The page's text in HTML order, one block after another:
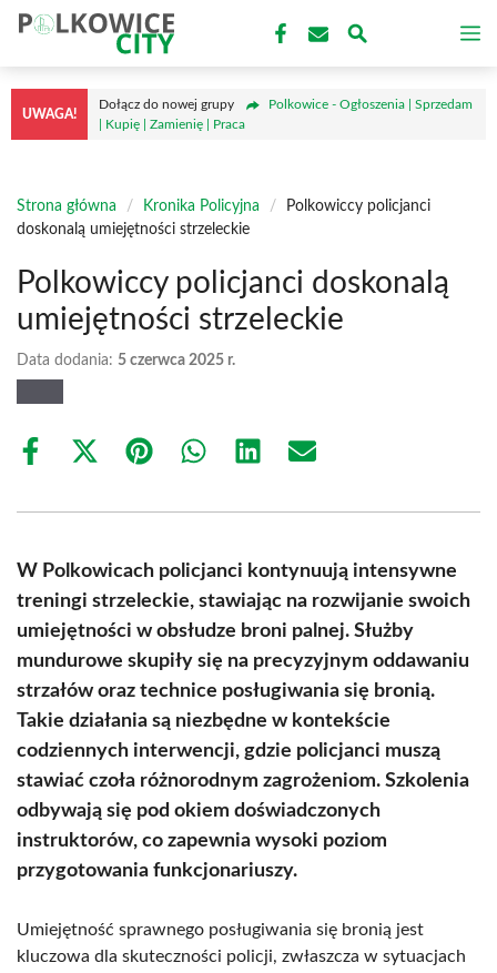
Przejdź
treści
UWAGA!
Dołącz do nowej grupy
Polkowice - Ogłoszenia | Sprzedam
| Kupię | Zamienię | Praca
Strona główna / Kronika Policyjna /
Polkowiccy policjanci
doskonalą umiejętności strzeleckie
Polkowiccy policjanci doskonalą
umiejętności strzeleckie
Data dodania: 5 czerwca 2025 r.
Share
Share
(Twitter)
Share Share Share Share
W Polkowicach policjanci kontynuują intensywne
treningi strzeleckie, stawiając na rozwijanie swoich
umiejętności w obsłudze broni palnej. Służby
mundurowe skupiły się na precyzyjnym oddawaniu
strzałów oraz technice posługiwania się bronią.
Takie działania są niezbędne w kontekście
codziennych interwencji, gdzie policjanci muszą
stawiać czoła różnorodnym zagrożeniom. Szkolenia
odbywają się pod okiem doświadczonych
instruktorów, co zapewnia wysoki poziom
przygotowania funkcjonariuszy.
Umiejętność sprawnego posługiwania się bronią jest
kluczowa dla skuteczności policji, zwłaszcza w sytuacjach